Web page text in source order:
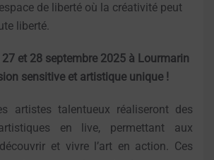
de liberté où la créativité peut
liberté.
27 et 28 septembre 2025 à Lourmarin
sensitive et artistique unique !
artistes talentueux réaliseront des
en live, permettant aux
et vivre l’art en action. Ces